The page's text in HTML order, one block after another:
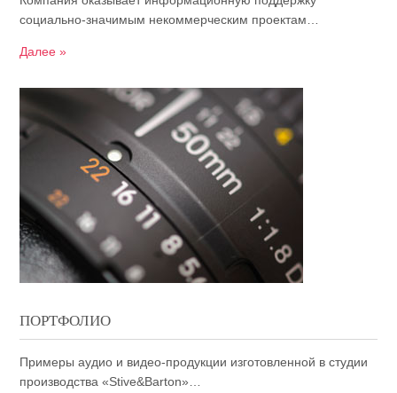
социально-значимым некоммерческим проектам…
Далее »
ПОРТФОЛИО
Примеры аудио и видео-продукции изготовленной в студии
производства «Stive&Barton»…